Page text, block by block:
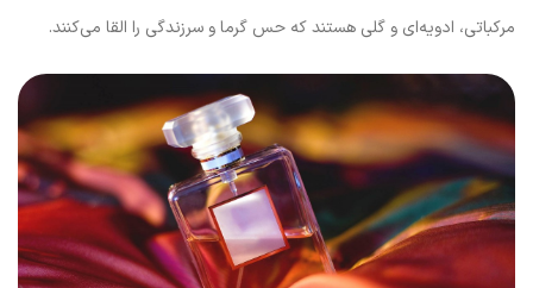
مرکباتی، ادویه‌ای و گلی هستند که حس گرما و سرزندگی را القا می‌کنند.